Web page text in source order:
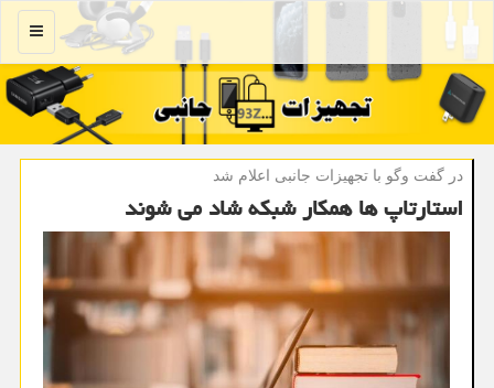
منو
در گفت وگو با تجهیزات جانبی اعلام شد
استارتاپ ها همكار شبكه شاد می شوند